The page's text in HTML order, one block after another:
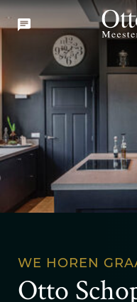
WE HOREN
Otto